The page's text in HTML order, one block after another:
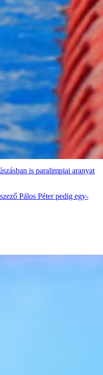
is paralimpiai aranyat
Pálos Péter pedig egy-